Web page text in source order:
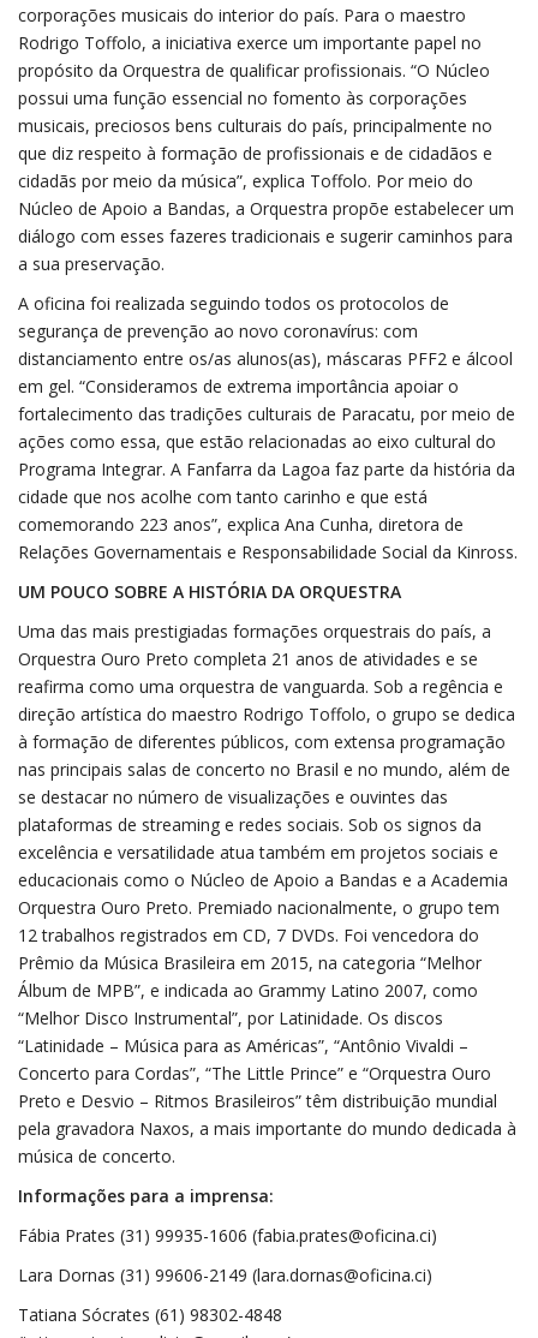
corporações musicais do interior do país. Para o maestro
Rodrigo Toffolo, a iniciativa exerce um importante papel no
propósito da Orquestra de qualificar profissionais. “O Núcleo
possui uma função essencial no fomento às corporações
musicais, preciosos bens culturais do país, principalmente no
que diz respeito à formação de profissionais e de cidadãos e
cidadãs por meio da música”, explica Toffolo. Por meio do
Núcleo de Apoio a Bandas, a Orquestra propõe estabelecer um
diálogo com esses fazeres tradicionais e sugerir caminhos para
a sua preservação.
A oficina foi realizada seguindo todos os protocolos de
segurança de prevenção ao novo coronavírus: com
distanciamento entre os/as alunos(as), máscaras PFF2 e álcool
em gel. “Consideramos de extrema importância apoiar o
fortalecimento das tradições culturais de Paracatu, por meio de
ações como essa, que estão relacionadas ao eixo cultural do
Programa Integrar. A Fanfarra da Lagoa faz parte da história da
cidade que nos acolhe com tanto carinho e que está
comemorando 223 anos”, explica Ana Cunha, diretora de
Relações Governamentais e Responsabilidade Social da Kinross.
UM POUCO SOBRE A HISTÓRIA DA ORQUESTRA
Uma das mais prestigiadas formações orquestrais do país, a
Orquestra Ouro Preto completa 21 anos de atividades e se
reafirma como uma orquestra de vanguarda. Sob a regência e
direção artística do maestro Rodrigo Toffolo, o grupo se dedica
à formação de diferentes públicos, com extensa programação
nas principais salas de concerto no Brasil e no mundo, além de
se destacar no número de visualizações e ouvintes das
plataformas de streaming e redes sociais. Sob os signos da
excelência e versatilidade atua também em projetos sociais e
educacionais como o Núcleo de Apoio a Bandas e a Academia
Orquestra Ouro Preto. Premiado nacionalmente, o grupo tem
12 trabalhos registrados em CD, 7 DVDs. Foi vencedora do
Prêmio da Música Brasileira em 2015, na categoria “Melhor
Álbum de MPB”, e indicada ao Grammy Latino 2007, como
“Melhor Disco Instrumental”, por Latinidade. Os discos
“Latinidade – Música para as Américas”, “Antônio Vivaldi –
Concerto para Cordas”, “The Little Prince” e “Orquestra Ouro
Preto e Desvio – Ritmos Brasileiros” têm distribuição mundial
pela gravadora Naxos, a mais importante do mundo dedicada à
música de concerto.
Informações para a imprensa:
Fábia Prates (31) 99935-1606 (fabia.prates@oficina.ci)
Lara Dornas (31) 99606-2149 (lara.dornas@oficina.ci)
Tatiana Sócrates (61) 98302-4848